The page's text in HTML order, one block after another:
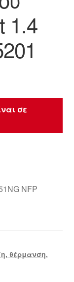
1.4
σε
NFP
θέρμανση,